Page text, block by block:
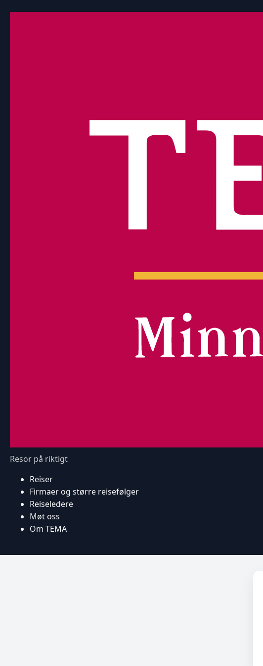
Resor på riktigt
Reiser
Firmaer og større reisefølger
Reiseledere
Møt oss
Om TEMA